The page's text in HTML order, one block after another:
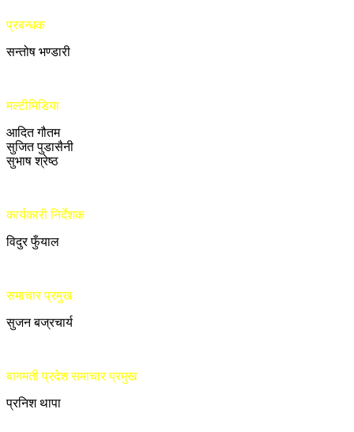
प्रबन्धक
सन्तोष भण्डारी
मल्टीमिडिया
आदित गौतम
सुजित पुडासैनी
सुभाष श्रेष्ठ
कार्यकारी निर्देशक
विदुर फुँयाल
समाचार प्रमुख
सुजन बज्रचार्य
बागमती प्रदेश समाचार प्रमुख
प्रनिश थापा